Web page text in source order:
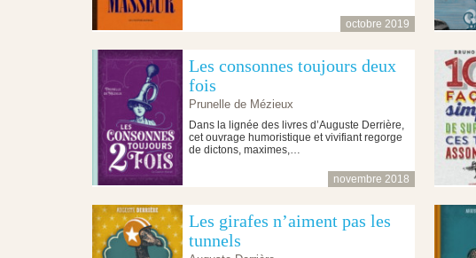
octobre 2019
Les consonnes toujours deux
fois
Prunelle de Mézieux
Dans la lignée des livres d’Auguste Derrière,
cet ouvrage humoristique et vivifiant regorge
de dictons, maximes,…
novembre 2018
Les girafes n’aiment pas les
tunnels